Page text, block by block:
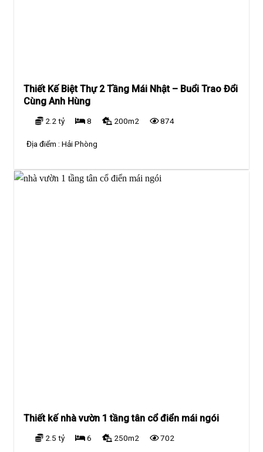
Thiết Kế Biệt Thự 2 Tầng Mái Nhật – Buổi Trao Đổi
Cùng Anh Hùng
2.2 tỷ 8 200m2 874
Địa điểm :Hải Phòng
Thiết kế nhà vườn 1 tầng tân cổ điển mái ngói
2.5 tỷ 6 250m2 702